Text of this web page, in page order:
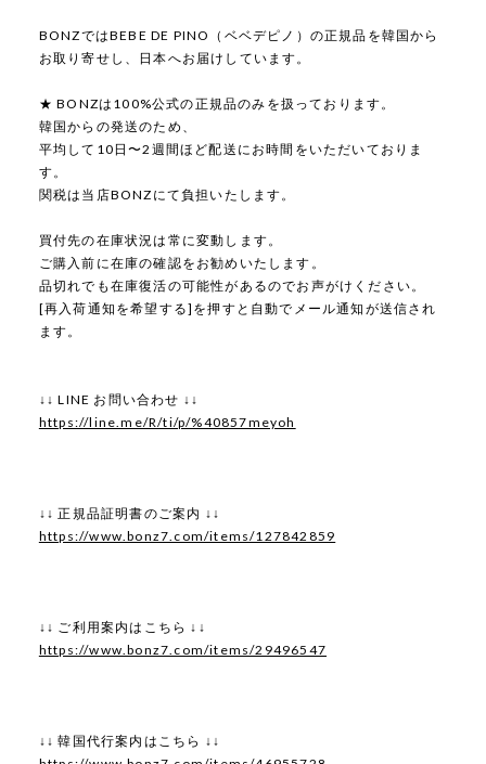
BONZではBEBE DE PINO（ベベデピノ）の正規品を韓国から
お取り寄せし、日本へお届けしています。
★ BONZは100%公式の正規品のみを扱っております。
韓国からの発送のため、
平均して10日〜2週間ほど配送にお時間をいただいておりま
す。
関税は当店BONZにて負担いたします。
買付先の在庫状況は常に変動します。
ご購入前に在庫の確認をお勧めいたします。
品切れでも在庫復活の可能性があるのでお声がけください。
[再入荷通知を希望する]を押すと自動でメール通知が送信され
ます。
↓↓ LINE お問い合わせ ↓↓
https://line.me/R/ti/p/%40857meyoh
↓↓ 正規品証明書のご案内 ↓↓
https://www.bonz7.com/items/127842859
↓↓ ご利用案内はこちら ↓↓
https://www.bonz7.com/items/29496547
↓↓ 韓国代行案内はこちら ↓↓